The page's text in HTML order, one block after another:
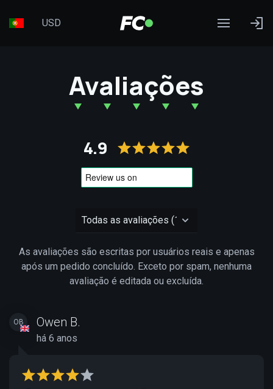
USD
Avaliações
4.9
As avaliações são escritas por usuários reais e apenas
após um pedido concluído. Exceto por spam, nenhuma
avaliação é editada ou excluída.
OB Owen B.
há 6 anos